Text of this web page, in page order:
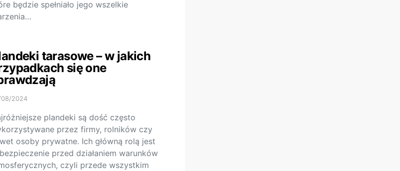
będzie spełniało jego wszelkie
tarasowe – w jakich
się one
2024
plandeki są dość często
przez firmy, rolników czy
osoby prywatne. Ich główną rolą jest
przed działaniem warunków
czyli przede wszystkim